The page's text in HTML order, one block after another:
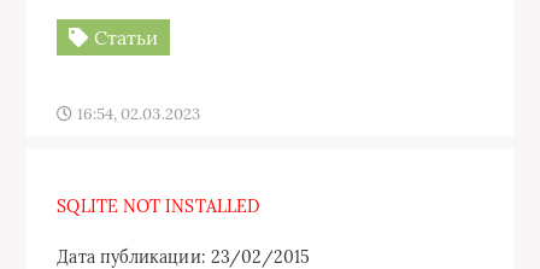
Статьи
16:54, 02.03.2023
SQLITE NOT INSTALLED
Дата публикации: 23/02/2015